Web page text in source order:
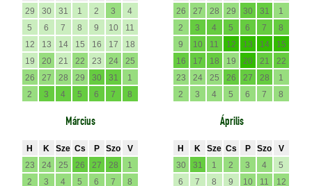
29
30 31 1 2 3
4
5
6 7 8 9 10
11
12
13 14 15 16 17
18
19
20 21 22 23 24
25
26
27 28 29 30 31
1
2
3 4 5 6 7 8
26
27 28 29 30 31
1
2
3 4 5 6 7
8
9
10 11 12 13 14
15
16
17 18 19 20 21
22
23
24 25 26 27 28
1
2
3 4 5 6 7 8
Március
H K Sze Cs P Szo
V
23
24 25 26 27 28
1
2
3 4 5 6 7
8
Április
H K Sze Cs P Szo
V
30
31 1 2 3 4
5
6
7 8 9 10 11
12